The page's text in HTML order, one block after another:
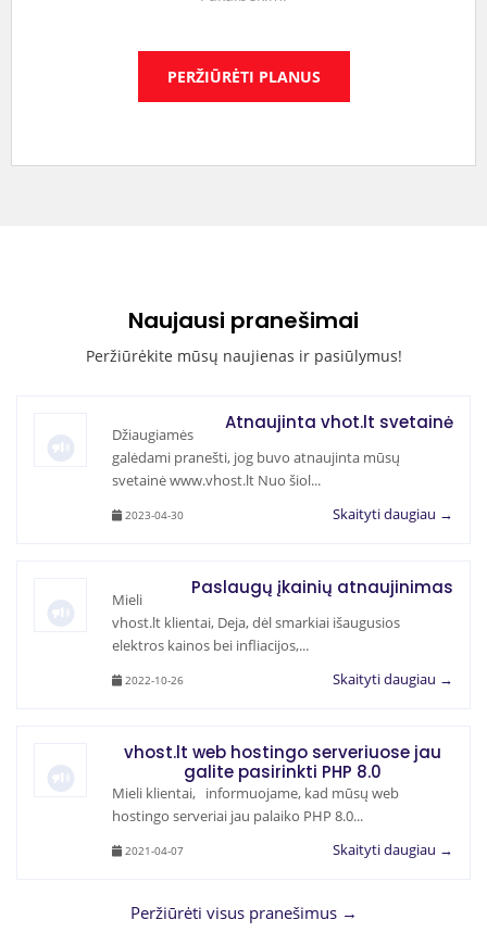
PERŽIŪRĖTI PLANUS
Naujausi pranešimai
Peržiūrėkite mūsų naujienas ir pasiūlymus!
Atnaujinta vhot.lt svetainė
Džiaugiamės
galėdami pranešti, jog buvo atnaujinta mūsų
svetainė www.vhost.lt Nuo šiol...
2023-04-30 Skaityti daugiau →
Paslaugų įkainių atnaujinimas
Mieli
vhost.lt klientai, Deja, dėl smarkiai išaugusios
elektros kainos bei infliacijos,...
2022-10-26 Skaityti daugiau →
vhost.lt web hostingo serveriuose jau
galite pasirinkti PHP 8.0
Mieli klientai, informuojame, kad mūsų web
hostingo serveriai jau palaiko PHP 8.0...
2021-04-07 Skaityti daugiau →
Peržiūrėti visus pranešimus →